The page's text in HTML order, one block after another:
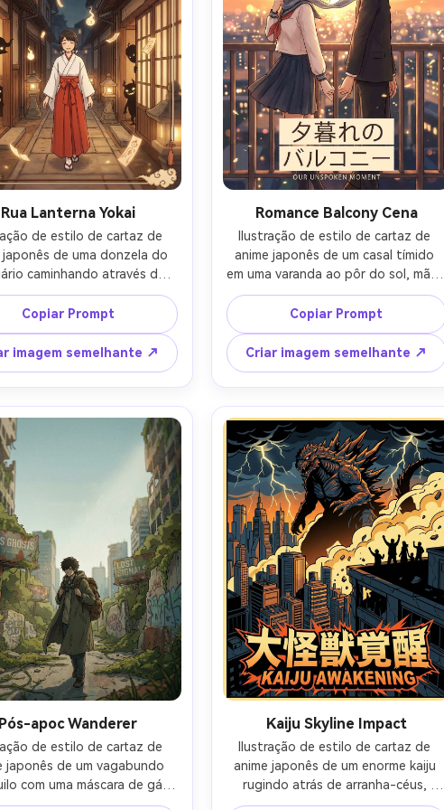
de campo rasa-AR 4:5
Rua Lanterna Yokai
de estilo de cartaz de
japonês de uma donzela do
caminhando através de
antiga rua iluminada por
à noite, silhuetas yokai
espiando das portas,
âmbar quente, encantos de
deriva, texturas de madeira
sombreamento cel
humor sobrenatural
assunto centrado
espaço de título acima,
de borda decorativa,
de cartaz profissional, lente
profundidade de campo
iluminação cinematográfica
suave-AR 4:5
Copiar Prompt
imagem semelhante ↗
Romance Balcony Cena
Ilustração de estilo de cartaz de
anime japonês de um casal tímido
em uma varanda ao pôr do sol, mãos
quase tocando, luzes da cidade
começando a brilhar abaixo, brisa
suave levantando o cabelo, pêssego
quente e paleta de ouro,
sombreamento cel suave com
destaques delicados, pontos
brilhantes como bokeh (ilustrado),
composição de cartaz limpo com
área de slogan romântico e grande
bloco de título, lente de 85mm,
profundidade de campo rasa-AR 4:5
Copiar Prompt
Criar imagem semelhante ↗
Pós-apoc Wanderer
de estilo de cartaz de
japonês de um vagabundo
com uma máscara de gás
no pescoço, andando
Kaiju Skyline Impact
Ilustração de estilo de cartaz de
anime japonês de um enorme kaiju
rugindo atrás de arranha-céus,
minúsculos humanos silhuetados em